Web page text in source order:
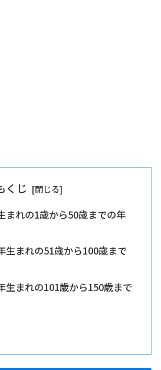
くじ
まれの1歳から50歳までの年
生まれの51歳から100歳まで
生まれの101歳から150歳まで